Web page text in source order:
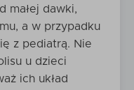
małej dawki,
a w przypadku
z pediatrą. Nie
u dzieci
ich układ